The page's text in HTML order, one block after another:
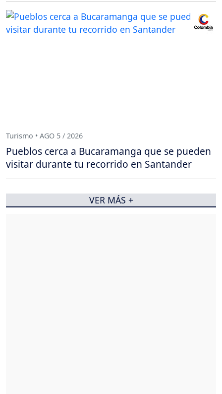
Turismo • AGO 5 / 2026
Pueblos cerca a Bucaramanga que se pueden
visitar durante tu recorrido en Santander
VER MÁS +